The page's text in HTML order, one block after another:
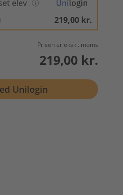
elev
219,00 kr.
Prisen er ekskl. moms
219,00 kr.
Unilogin